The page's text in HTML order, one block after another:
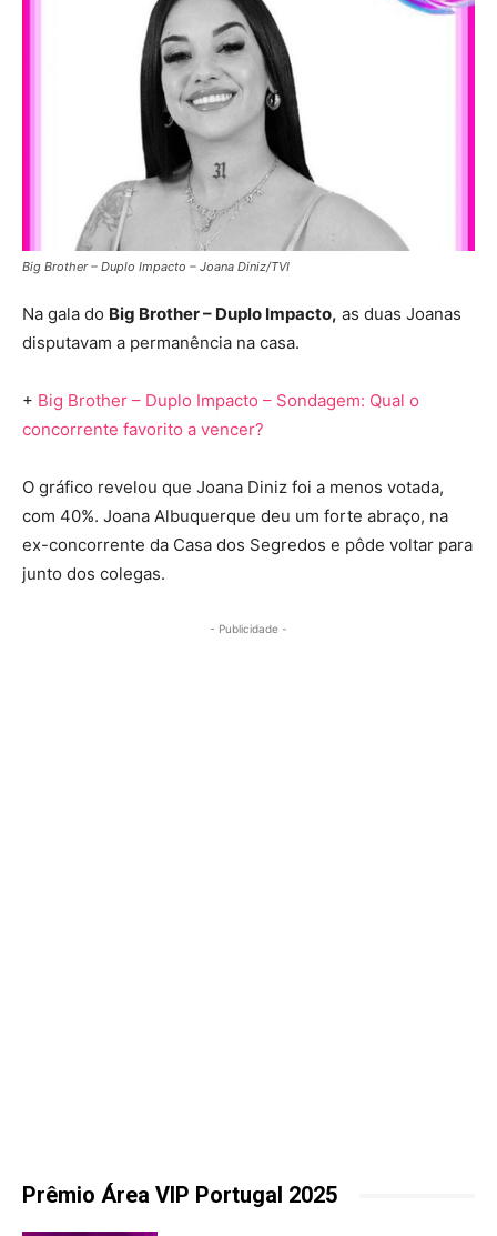
Big Brother – Duplo Impacto – Joana Diniz/TVI
Na gala do Big Brother – Duplo Impacto, as duas Joanas
disputavam a permanência na casa.
+ Big Brother – Duplo Impacto – Sondagem: Qual o
concorrente favorito a vencer?
O gráfico revelou que Joana Diniz foi a menos votada,
com 40%. Joana Albuquerque deu um forte abraço, na
ex-concorrente da Casa dos Segredos e pôde voltar para
junto dos colegas.
- Publicidade -
Prêmio Área VIP Portugal 2025